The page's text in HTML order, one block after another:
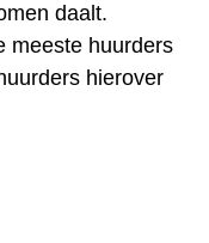
daalt.
meeste huurders
hierover